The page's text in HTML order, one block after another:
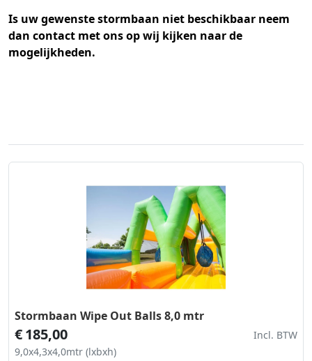
Is uw gewenste stormbaan niet beschikbaar neem
dan contact met ons op wij kijken naar de
mogelijkheden.
Stormbaan Wipe Out Balls 8,0 mtr
€185,00
Incl. BTW
9,0x4,3x4,0mtr (lxbxh)